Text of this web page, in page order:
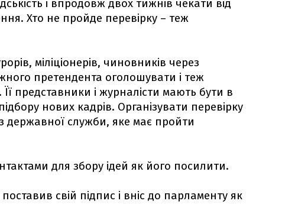
і впродовж двох тижнів чекати від
Хто не пройде перевірку – теж
міліціонерів, чиновників через
претендента оголошувати і теж
Її представники і журналісти мають бути в
підбору нових кадрів. Організувати перевірку
з державної служби, яке має пройти
для збору ідей як його посилити.
свій підпис і вніс до парламенту як